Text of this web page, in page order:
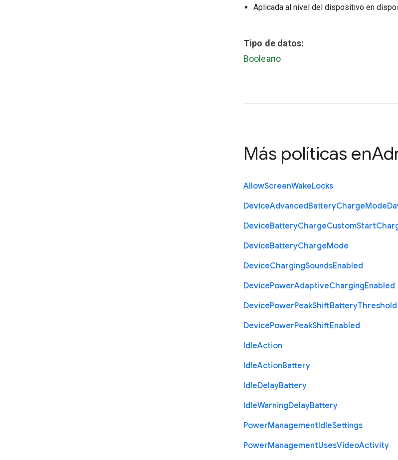
Aplicada al nivel del dispositivo en
Tipo de datos:
Booleano
Más políticas en
AllowScreenWakeLocks
DeviceAdvancedBatteryChargeMode
DeviceBatteryChargeCustomStart
DeviceBatteryChargeMode
DeviceChargingSoundsEnabled
DevicePowerAdaptiveChargingEnabled
DevicePowerPeakShiftBatteryThreshold
DevicePowerPeakShiftEnabled
IdleAction
IdleActionBattery
IdleDelayBattery
IdleWarningDelayBattery
PowerManagementIdleSettings
PowerManagementUsesVideoActivity